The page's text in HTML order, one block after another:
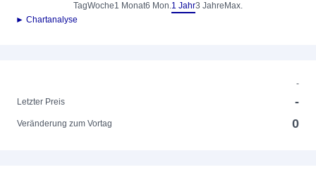
TagWoche1 Monat6 Mon.1 Jahr3 Jahre Max.
► Chartanalyse
-
Letzter Preis
-
Veränderung zum Vortag 0